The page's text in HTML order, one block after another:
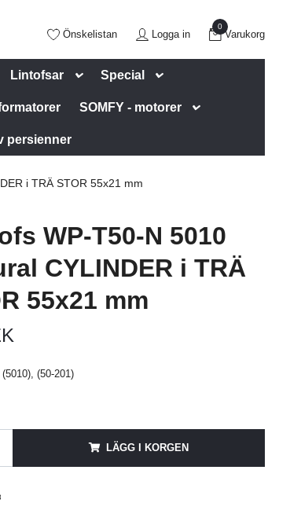
Önskelistan Logga in
0
Varukorg
Lintofsar Special
SOMFY - motorer
persienner
i TRÄ STOR 55x21 mm
WP-T50-N 5010
CYLINDER i TRÄ
55x21 mm
(50-201)
LÄGG I KORGEN